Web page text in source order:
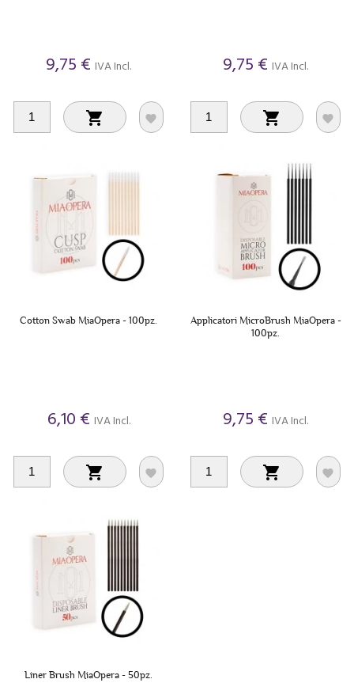
9,75 € IVA Incl.
 
9,75 € IVA Incl.
 
Cotton Swab MiaOpera - 100pz.
6,10 € IVA Incl.
 
Applicatori MicroBrush MiaOpera -
100pz.
9,75 € IVA Incl.
 
Liner Brush MiaOpera - 50pz.